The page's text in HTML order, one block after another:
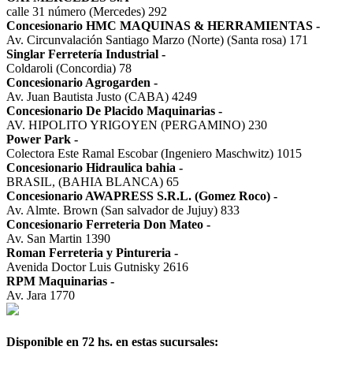
calle 31 número (Mercedes) 292
Concesionario HMC MAQUINAS & HERRAMIENTAS -
Av. Circunvalación Santiago Marzo (Norte) (Santa rosa) 171
Singlar Ferretería Industrial -
Coldaroli (Concordia) 78
Concesionario Agrogarden -
Av. Juan Bautista Justo (CABA) 4249
Concesionario De Placido Maquinarias -
AV. HIPOLITO YRIGOYEN (PERGAMINO) 230
Power Park -
Colectora Este Ramal Escobar (Ingeniero Maschwitz) 1015
Concesionario Hidraulica bahia -
BRASIL, (BAHIA BLANCA) 65
Concesionario AWAPRESS S.R.L. (Gomez Roco) -
Av. Almte. Brown (San salvador de Jujuy) 833
Concesionario Ferreteria Don Mateo -
Av. San Martin 1390
Roman Ferreteria y Pintureria -
Avenida Doctor Luis Gutnisky 2616
RPM Maquinarias -
Av. Jara 1770
Disponible en 72 hs. en estas sucursales: